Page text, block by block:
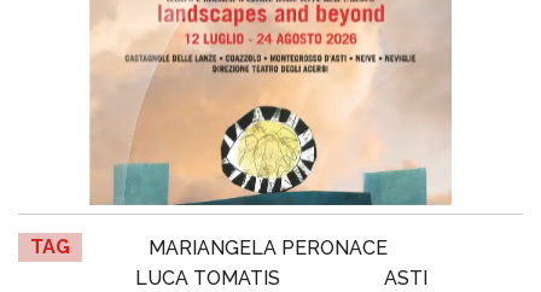
TAG
MARIANGELA PERONACE
LUCA TOMATIS
ASTI